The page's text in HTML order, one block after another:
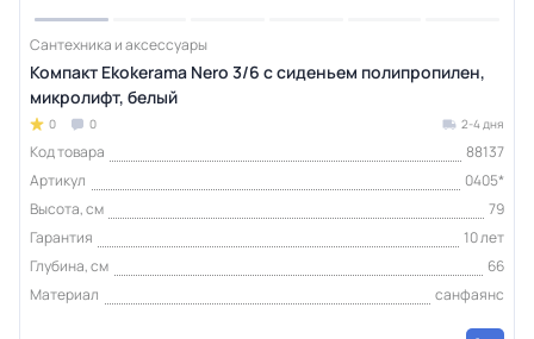
Сантехника и аксессуары
Компакт Ekokerama Nero 3/6 с сиденьем полипропилен,
микролифт, белый
0 0 2-4 дня
Код товара
88137
Артикул
0405*
Высота, см
79
Гарантия
10 лет
Глубина, см
66
Материал
санфаянс